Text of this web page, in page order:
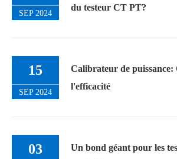
SEP 2024
du testeur CT PT?
15
SEP 2024
Calibrateur de puissance:
l'efficacité
03
Un bond géant pour les